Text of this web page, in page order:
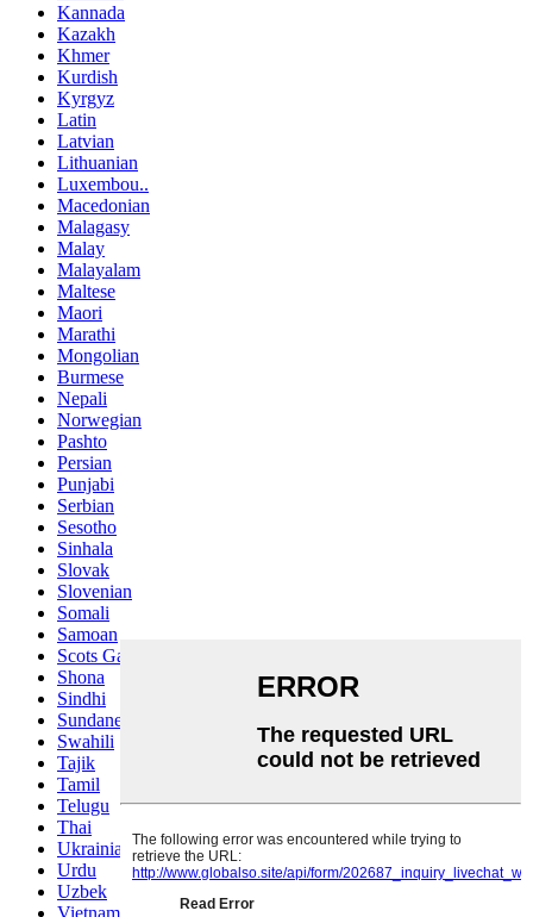
Kannada
Kazakh
Khmer
Kurdish
Kyrgyz
Latin
Latvian
Lithuanian
Luxembou..
Macedonian
Malagasy
Malay
Malayalam
Maltese
Maori
Marathi
Mongolian
Burmese
Nepali
Norwegian
Pashto
Persian
Punjabi
Serbian
Sesotho
Sinhala
Slovak
Slovenian
Somali
Samoan
Scots Gaelic
Shona
Sindhi
Sundanese
Swahili
Tajik
Tamil
Telugu
Thai
Ukrainian
Urdu
Uzbek
Vietnamese